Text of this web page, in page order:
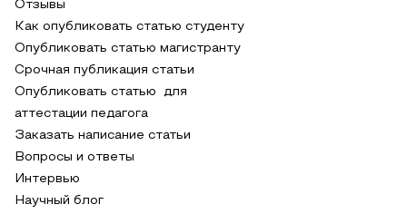
Отзывы
Как опубликовать статью студенту
Опубликовать статью магистранту
Срочная публикация статьи
Опубликовать статью для
аттестации педагога
Заказать написание статьи
Вопросы и ответы
Интервью
Научный блог